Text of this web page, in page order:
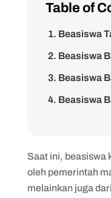
Table of
1. Beasiswa
2. Beasiswa
3. Beasiswa
4. Beasiswa
Saat ini, beasiswa
oleh pemerintah
melainkan juga